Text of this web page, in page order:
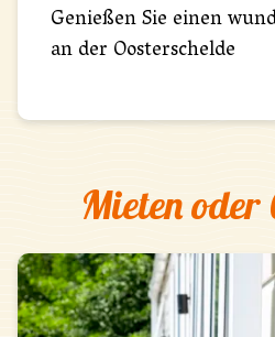
Genießen Sie einen
an der Oosterschelde
Mieten oder